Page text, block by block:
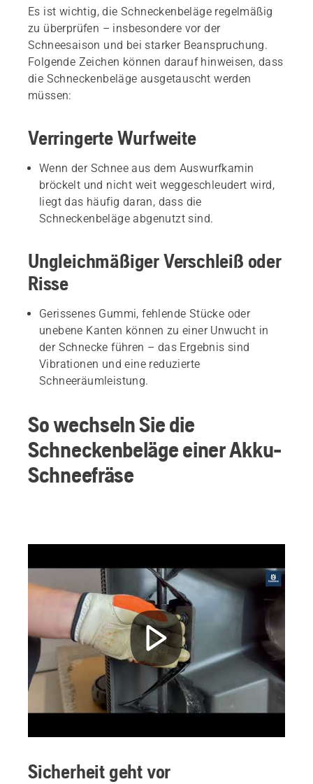
Es ist wichtig, die Schneckenbeläge regelmäßig
zu überprüfen – insbesondere vor der
Schneesaison und bei starker Beanspruchung.
Folgende Zeichen können darauf hinweisen, dass
die Schneckenbeläge ausgetauscht werden
müssen:
Verringerte Wurfweite
Wenn der Schnee aus dem Auswurfkamin
bröckelt und nicht weit weggeschleudert wird,
liegt das häufig daran, dass die
Schneckenbeläge abgenutzt sind.
Ungleichmäßiger Verschleiß oder
Risse
Gerissenes Gummi, fehlende Stücke oder
unebene Kanten können zu einer Unwucht in
der Schnecke führen – das Ergebnis sind
Vibrationen und eine reduzierte
Schneeräumleistung.
So wechseln Sie die
Schneckenbeläge einer Akku-
Schneefräse
Sicherheit geht vor